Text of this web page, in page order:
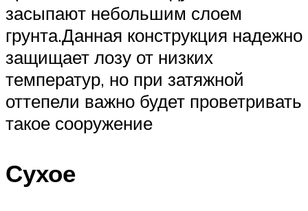
засыпают небольшим слоем
грунта.Данная конструкция надежно
защищает лозу от низких
температур, но при затяжной
оттепели важно будет проветривать
такое сооружение
Сухое